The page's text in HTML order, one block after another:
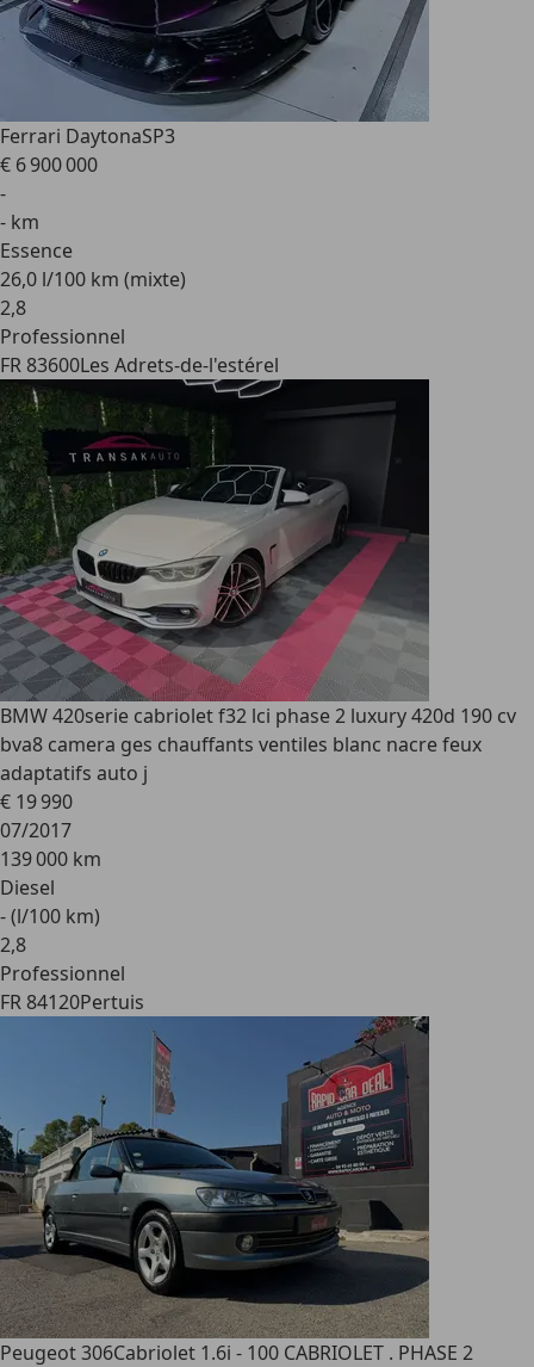
Ferrari DaytonaSP3
€ 6 900 000
-
- km
Essence
26,0 l/100 km (mixte)
2,8
Professionnel
FR 83600Les Adrets-de-l'estérel
BMW 420serie cabriolet f32 lci phase 2 luxury 420d 190 cv
bva8 camera ges chauffants ventiles blanc nacre feux
adaptatifs auto j
€ 19 990
07/2017
139 000 km
Diesel
- (l/100 km)
2,8
Professionnel
FR 84120Pertuis
Peugeot 306Cabriolet 1.6i - 100 CABRIOLET . PHASE 2